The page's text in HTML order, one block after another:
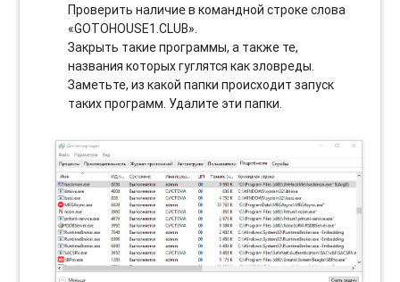
Проверить наличие в командной строке слова
«GOTOHOUSE1.CLUB».
Закрыть такие программы, а также те,
названия которых гуглятся как зловреды.
Заметьте, из какой папки происходит запуск
таких программ. Удалите эти папки.